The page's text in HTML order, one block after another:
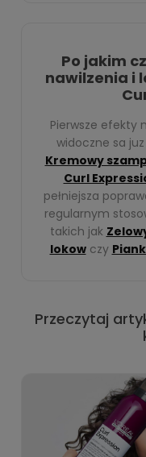
Po jakim
nawilzenia i
Pierwsze efekty
widoczne sa
Kremowy
Curl
pełniejsza
regularnym
takich jak
lokowczy
Przeczytaj